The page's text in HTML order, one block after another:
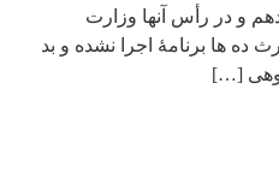
و در رأس آنها وزارت
ده ها برنامۀ اجرا نشده و بد
[…]